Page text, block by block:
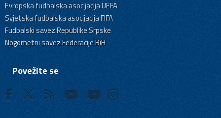
Evropska fudbalska asocijacija UEFA
Svjetska fudbalska asocijacija FIFA
Fudbalski savez Republike Srpske
Nogometni savez Federacije BiH
Povežite se